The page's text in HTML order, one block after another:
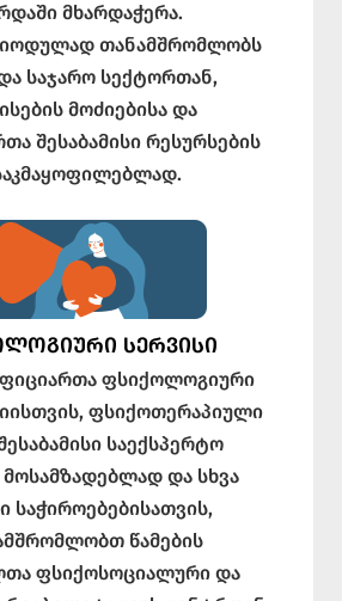
მხარდაჭერა.
თანამშრომლობს
საჯარო სექტორთან,
მოძიებისა და
შესაბამისი რესურსების
ᲡᲔᲠᲕᲘᲡᲘ
ფსიქოლოგიური
ფსიქოთერაპიული
საექსპერტო
მოსამზადებლად და სხვა
საჭიროებებისათვის,
წამების
ფსიქოსოციალური და